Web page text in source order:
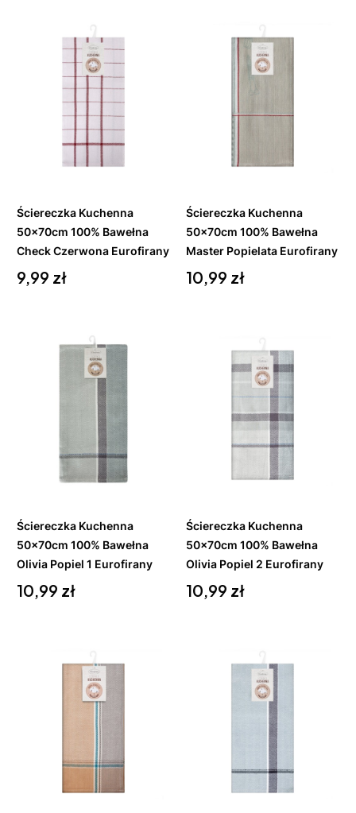
Ściereczka Kuchenna
50x70cm 100% Bawełna
Check Czerwona Eurofirany
Cena
9,99 zł
Do
Ściereczka Kuchenna
50x70cm 100% Bawełna
Master Popielata Eurofirany
Cena
10,99 zł
Do
Ściereczka Kuchenna
50x70cm 100% Bawełna
Olivia Popiel 1 Eurofirany
Cena
10,99 zł
Ściereczka Kuchenna
50x70cm 100% Bawełna
Olivia Popiel 2 Eurofirany
Cena
10,99 zł